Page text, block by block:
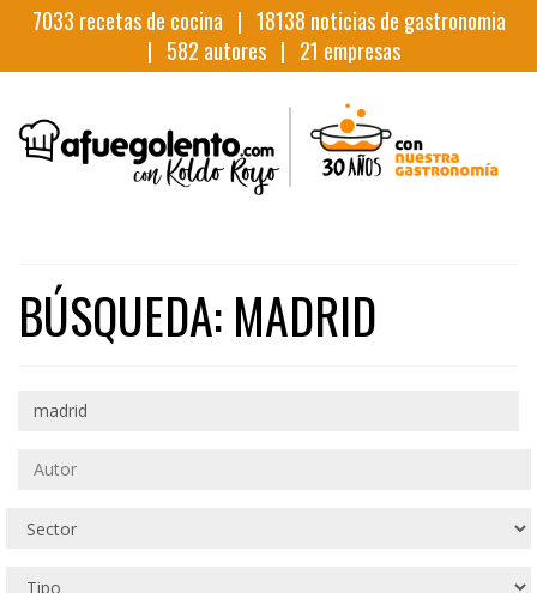
7033 recetas de cocina | 18138 noticias de gastronomia
| 582 autores | 21 empresas
BÚSQUEDA: MADRID